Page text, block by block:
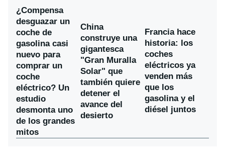
¿Compensa
desguazar un
coche de
gasolina casi
nuevo para
comprar un
coche
eléctrico? Un
estudio
desmonta uno
de los grandes
mitos
China
construye una
gigantesca
"Gran Muralla
Solar" que
también quiere
detener el
avance del
desierto
Francia hace
historia: los
coches
eléctricos ya
venden más
que los
gasolina y el
diésel juntos